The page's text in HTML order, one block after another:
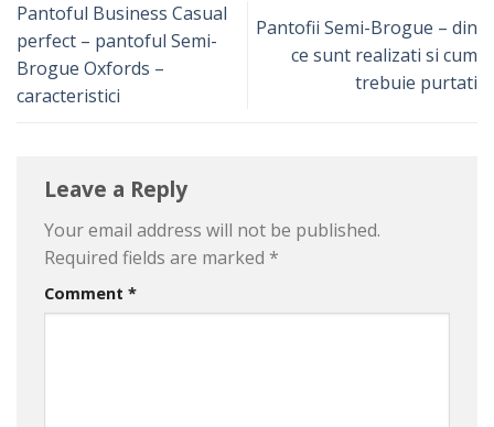
Pantoful Business Casual
perfect – pantoful Semi-
Brogue Oxfords –
caracteristici
Pantofii Semi-Brogue – din
ce sunt realizati si cum
trebuie purtati
Leave a Reply
Your email address will not be published.
Required fields are marked *
Comment *